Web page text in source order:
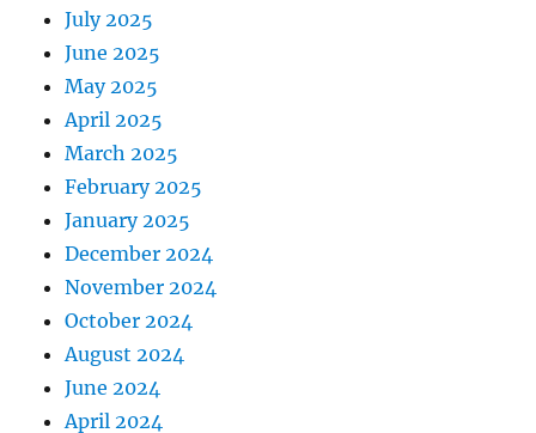
July 2025
June 2025
May 2025
April 2025
March 2025
February 2025
January 2025
December 2024
November 2024
October 2024
August 2024
June 2024
April 2024